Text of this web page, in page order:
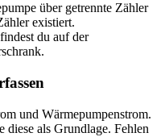
über getrennte Zähler
existiert.
du auf der
und Wärmepumpenstrom.
diese als Grundlage. Fehlen